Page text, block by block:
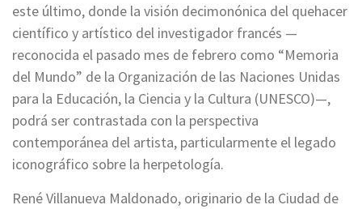
este último, donde la visión decimonónica del quehacer
científico y artístico del investigador francés —
reconocida el pasado mes de febrero como “Memoria
del Mundo” de la Organización de las Naciones Unidas
para la Educación, la Ciencia y la Cultura (UNESCO)—,
podrá ser contrastada con la perspectiva
contemporánea del artista, particularmente el legado
iconográfico sobre la herpetología.
René Villanueva Maldonado, originario de la Ciudad de